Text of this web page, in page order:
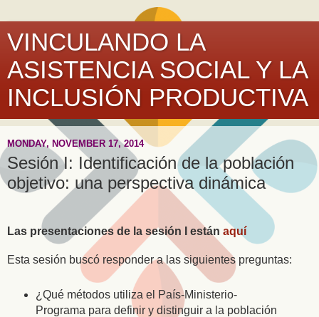
VINCULANDO LA
ASISTENCIA SOCIAL Y LA
INCLUSIÓN PRODUCTIVA
MONDAY, NOVEMBER 17, 2014
Sesión I: Identificación de la población
objetivo: una perspectiva dinámica
Las presentaciones de la sesión I están aquí
Esta sesión buscó responder a las siguientes preguntas:
¿Qué métodos utiliza el País-Ministerio-
Programa para definir y distinguir a la población